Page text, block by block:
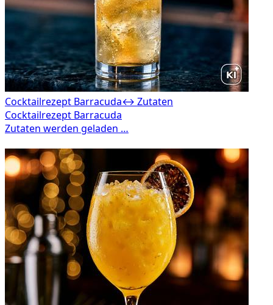
Cocktailrezept Barracuda↔ Zutaten